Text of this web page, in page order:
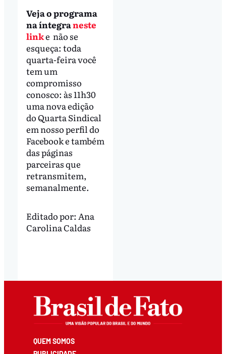
Veja o programa
na íntegraneste
linke não se
esqueça: toda
quarta-feira você
tem um
compromisso
conosco: às 11h30
uma nova edição
do Quarta Sindical
em nosso perfil do
Facebook e também
das páginas
parceiras que
retransmitem,
semanalmente.
Editado por: Ana
Carolina Caldas
QUEM SOMOS